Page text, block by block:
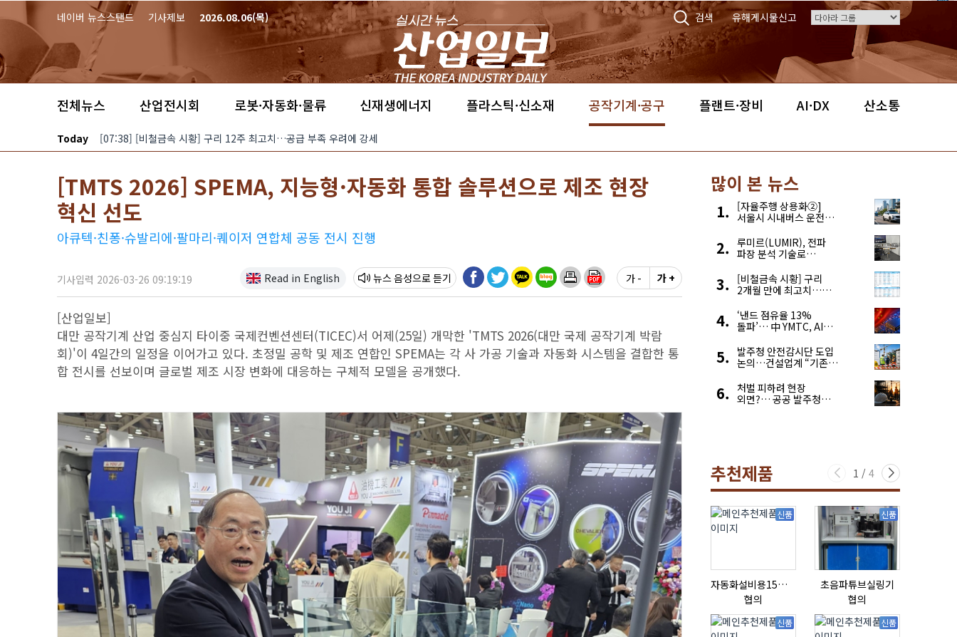
네이버 뉴스스탠드 기사제보 2026.08.06(목) 검색 유해게시물신고
전체뉴스 산업전시회 로봇·자동화·물류 신재생에너지 플라스틱·신소재 공작기계·공구 플랜트·장비 AI·DX 산소통
Today [07:38] [비철금속 시황] 구리 12주 최고치…공급 부족 우려에 강세
[TMTS 2026] SPEMA, 지능형·자동화 통합 솔루션으로 제조 현장
혁신 선도
아큐텍·친퐁·슈발리에·팔마리·퀘이저 연합체 공동 전시 진행
기사입력 2026-03-26 09:19:19 Read in English 뉴스 음성 가 - 가 +
[산업일보]
대만 공작기계 산업 중심지 타이중 국제컨벤션센터(TICEC)서 어제(25일) 개막한 'TMTS 2026(대만 국제 공작기계 박람
회)'이 4일간의 일정을 이어가고 있다. 초정밀 공학 및 제조 연합인 SPEMA는 각 사 가공 기술과 자동화 시스템을 결합한 통
합 전시를 선보이며 글로벌 제조 시장 변화에 대응하는 구체적 모델을 공개했다.
많이 본 뉴스
[자율주행 상용화②]
서울시 시내버스 운전자
해결한다
루미르(LUMIR), 전파
파장 분석 기술로
[비철금속 시황] 구리
2개월 만에 최고치…
우려 확대
‘낸드 점유율 13%
돌파’… 中 YMTC, AI
4위 맹추격
발주청 안전감시단 도입
논의…건설업계 “기존
처벌 피하려 현장
외면?… 공공 발주청
추천제품 1 / 4
신품
자동화설비용15ml자동주입기
협의
신품
초음파튜브실링기
협의
신품 신품